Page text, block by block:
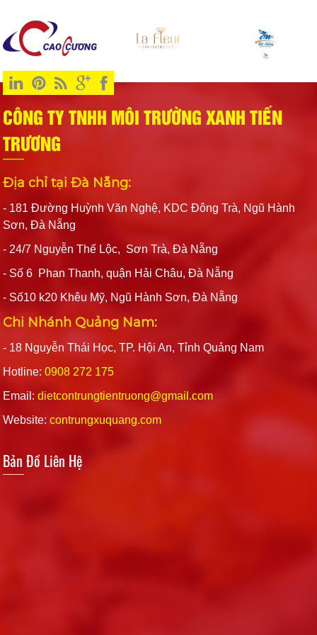
CÔNG TY TNHH MÔI TRƯỜNG XANH TIẾN
TRƯƠNG
Địa chỉ tại Đà Nẵng:
- 181 Đường Huỳnh Văn Nghệ, KDC Đông Trà, Ngũ Hành
Sơn, Đà Nẵng
- 24/7 Nguyễn Thế Lộc, Sơn Trà, Đà Nẵng
- Số 6 Phan Thanh, quận Hải Châu, Đà Nẵng
- Số10 k20 Khêu Mỹ, Ngũ Hành Sơn, Đà Nẵng
Chi Nhánh Quảng Nam:
- 18 Nguyễn Thái Học, TP. Hội An, Tỉnh Quảng Nam
Hotline:0908 272 175
Email:dietcontrungtientruong@gmail.com
Website:contrungxuquang.com
Bản Đồ Liên Hệ